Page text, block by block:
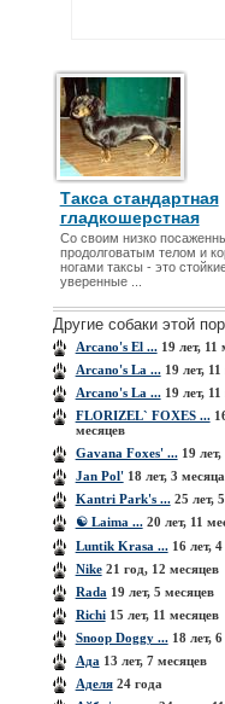
Такса стандартная
гладкошерстная
Со своим низко
продолговатым телом и
ногами таксы - это
уверенные ...
Другие собаки этой
Arcano's El ...19 лет, 11
Arcano's La ...19 лет, 11
Arcano's La ...19 лет, 11
FLORIZEL` FOXES ...
месяцев
Gavana Foxes' ...19 лет,
Jan Pol'18 лет, 3 месяца
Kantri Park's ...25 лет,
☯ Laima ...20 лет, 11
Luntik Krasa ...16 лет, 4
Nike21 год, 12 месяцев
Rada 19 лет, 5 месяцев
Richi15 лет, 11 месяцев
Snoop Doggy ...18 лет, 6
Ада 13 лет, 7 месяцев
Аделя24 года